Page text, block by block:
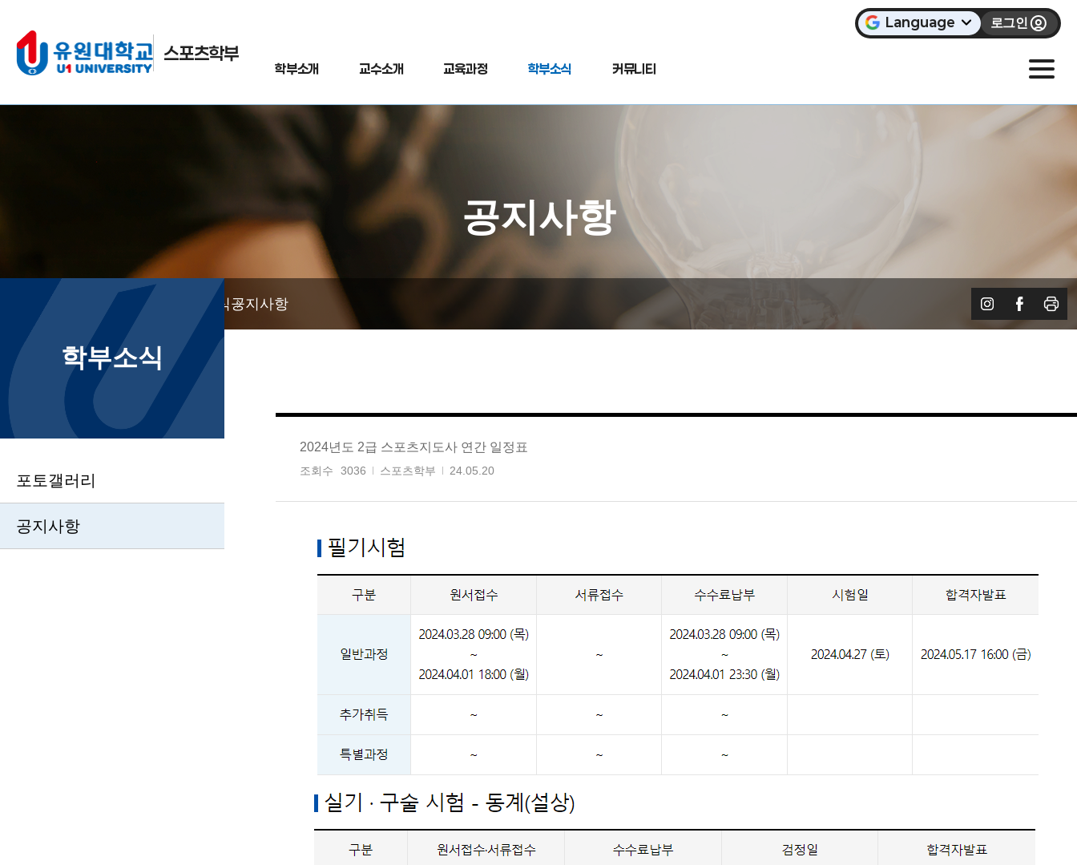
Language 로그인
스포츠학부
학부소개 교수소개 교육과정 학부소식 커뮤니티
공지사항
학부소식공지사항
학부소식
포토갤러리
공지사항
2024년도 2급 스포츠지도사 연간 일정표
조회수 3036 스포츠학부 24.05.20